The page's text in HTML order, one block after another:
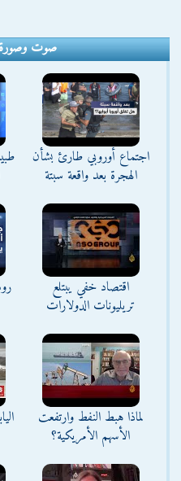
صوت
اجتماع أوروبي طارئ بشأن
الهجرة بعد واقعة سبتة
اقتصاد خفي يبتلع
تريليونات الدولارات
لماذا هبط النفط وارتفعت
الأسهم الأمريكية؟